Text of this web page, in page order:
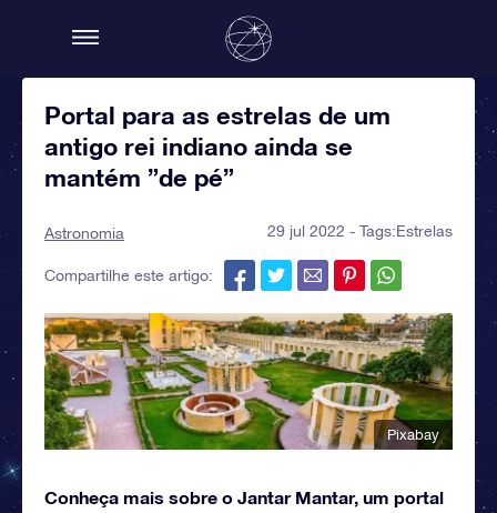
Portal para as estrelas de um
antigo rei indiano ainda se
mantém ”de pé”
Astronomia 29 jul 2022 - Tags:Estrelas
Compartilhe este artigo:
Pixabay
Conheça mais sobre o Jantar Mantar, um portal